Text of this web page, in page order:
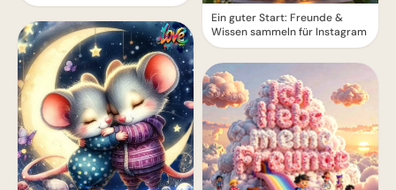
Ein guter Start: Freunde &
Wissen sammeln für Instagram